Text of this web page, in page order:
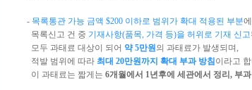
- 목록통관 가능 금액 $200 이하로 범위가 확대 적용된 부분
목록신고 건 중 기재사항(품목, 가격 등)을 허위로 기재 신고
모두 과태료 대상이 되어 약 5만원의 과태료가 발생되며,
적발 범위에 따라 최대 20만원까지 확대 부과 방침 이라고
이 과태료는 짧게는 6개월에서 1년후에 세관에서 정리, 부과